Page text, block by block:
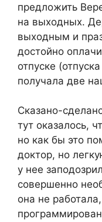
предложить
на выходных.
выходным и
достойно
отпуске
получала две
Сказано-
тут оказалось,
но как бы это
доктор, но
у нее
совершенно
она не